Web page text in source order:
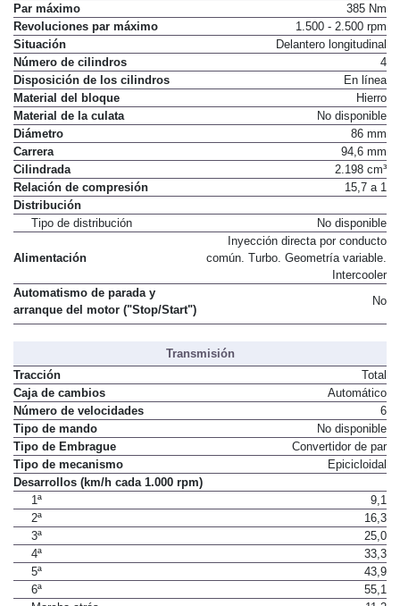
Par máximo
385 Nm
Revoluciones par máximo
1.500 - 2.500 rpm
Situación
Delantero longitudinal
Número de cilindros
4
Disposición de los cilindros
En línea
Material del bloque
Hierro
Material de la culata
No disponible
Diámetro
86 mm
Carrera
94,6 mm
Cilindrada
2.198 cm³
Relación de compresión
15,7 a 1
Distribución
Tipo de distribución
No disponible
Alimentación
Inyección directa por conducto
común. Turbo. Geometría variable.
Intercooler
Automatismo de parada y
arranque del motor ("Stop/Start")
No
Transmisión
Tracción
Total
Caja de cambios
Automático
Número de velocidades
6
Tipo de mando
No disponible
Tipo de Embrague
Convertidor de par
Tipo de mecanismo
Epicicloidal
Desarrollos (km/h cada 1.000 rpm)
1ª
9,1
2ª
16,3
3ª
25,0
4ª
33,3
5ª
43,9
6ª
55,1